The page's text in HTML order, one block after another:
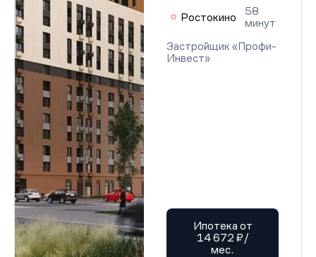
Ростокино
58
минут
Застройщик «Профи-
Инвест»
Ипотека от
14 672 ₽/
мес.